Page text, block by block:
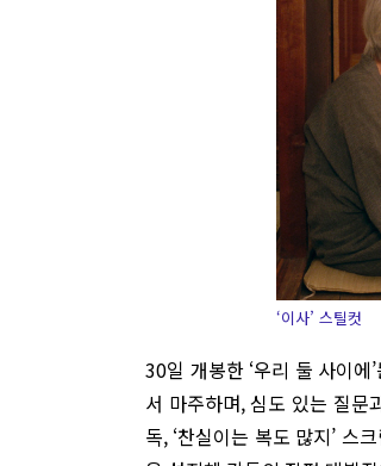
‘이사’ 스틸컷
30일 개봉한 ‘우리 둘 사이
서 마주하며, 심도 있는 질문
독, ‘찬실이는 복도 많지’ 스